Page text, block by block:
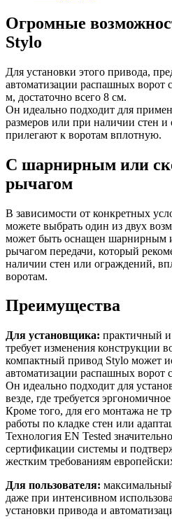
Огромные
Stylo
Для установки этого привода,
автоматизации распашных ворот
м, достаточно всего 8 см.
Он идеально подходит для
размеров или при наличии стен
прилегают к воротам вплотную.
C шарнирным или
рычагом
В зависимости от конкретных
можете выбрать один из двух
может быть оснащен шарнирным
рычагом передачи, который
наличии стен или ограждений,
воротам.
Преимущества
Для установщика: практичный
требует изменения конструкции
компактный привод Stylo может
автоматизации распашных ворот
Он идеально подходит для
везде, где требуется
Кроме того, для его монтажа не
работы по кладке стен или
Технология EN Tested
сертификации системы и
жестким требованиям
Для пользователя:
даже при интенсивном
установки привода и